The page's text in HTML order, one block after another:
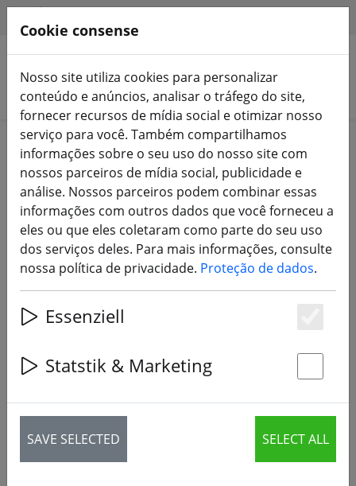
Pesquisar produtos
Home Componentes Transmissor de vídeo FPV
Axisflying 4,9G-6G SEG 10W
analógico VTX TERK Transmissor de
vídeo FPV
Cookie consense
Nosso site utiliza cookies para personalizar
conteúdo e anúncios, analisar o tráfego do site,
fornecer recursos de mídia social e otimizar nosso
serviço para você. Também compartilhamos
informações sobre o seu uso do nosso site com
nossos parceiros de mídia social, publicidade e
análise. Nossos parceiros podem combinar essas
informações com outros dados que você forneceu a
eles ou que eles coletaram como parte do seu uso
dos serviços deles. Para mais informações, consulte
nossa política de privacidade. Proteção de dados.
Essenziell
Statstik & Marketing
SAVE SELECTED SELECT ALL